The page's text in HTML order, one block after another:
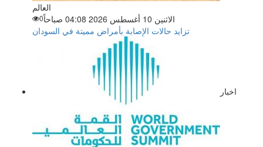
العالم
الاثنين 10 أغسطس 2026 04:08 صباحاً
0
تزايد حالات الإصابة بأمراض مميتة في السودان
اخبار